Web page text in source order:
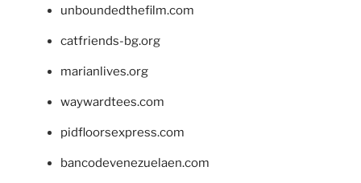
unboundedthefilm.com
catfriends-bg.org
marianlives.org
waywardtees.com
pidfloorsexpress.com
bancodevenezuelaen.com